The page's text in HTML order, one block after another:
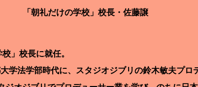
「朝礼だけの学校」校長・佐藤譲
」校長に就任。
学法学部時代に、スタジオジブリの鈴木敏夫プロ